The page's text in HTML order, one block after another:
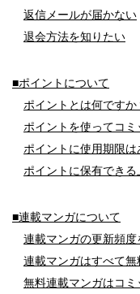
返信メールが届かない
退会方法を知りたい
■ポイントについて
ポイントとは何ですか
ポイントを使ってコ
ポイントに使用期限は
ポイントに保有でき
■連載マンガについて
連載マンガの更新頻度
連載マンガはすべて無
無料連載マンガはコ